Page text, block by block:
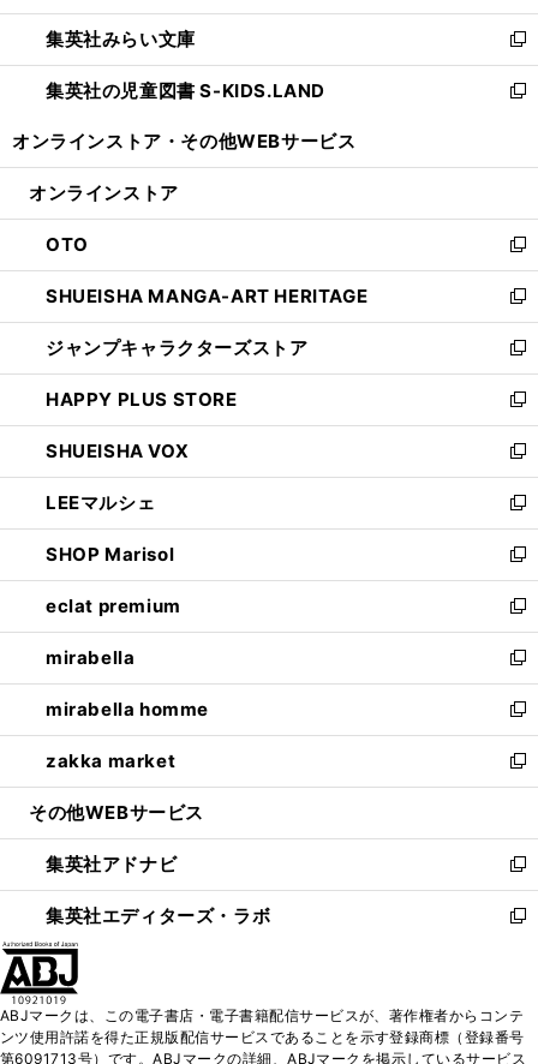
開
く
ウ
で
開
く
ン
ド
ウ
で
ウ
ィ
ン
ド
開
集英社みらい文庫
新
し
い
ン
ウ
で
開
く
集英社の児童図書 S-KIDS.LAND
新
ウ
ン
ド
ウ
で
開
く
オンラインストア・ その他WEBサービス
オンラインストア
OTO
新
し
い
ウ
ィ
ン
ド
ウ
で
開
く
SHUEISHA MANGA-ART HERITAGE
新
し
い
ウ
ィ
ン
ド
ウ
で
開
く
ジャンプキャラクターズストア
新
し
い
ウ
ィ
ン
ド
ウ
で
開
く
HAPPY PLUS STORE
新
し
い
ウ
ィ
ン
ド
ウ
で
開
く
SHUEISHA VOX
新
し
い
ウ
ィ
ン
ド
ウ
で
開
く
LEEマルシェ
新
し
い
ウ
ィ
ン
ド
ウ
で
開
く
SHOP Marisol
新
し
い
ウ
ィ
ン
ド
ウ
で
開
eclat premium
新
し
い
ウ
ィ
ン
ド
ウ
開
く
mirabella
新
し
い
ウ
ィ
ン
ウ
で
開
く
mirabella homme
新
し
い
ウ
ン
ド
ウ
で
zakka market
新
し
ウ
ィ
ン
ド
く
その他WEBサービス
集英社アドナビ
新
し
い
ド
ウ
集英社エディターズ・ラボ
新
ィ
ン
ABJマークは、この電子書店・電子書籍配信サービスが、著作権者からコンテ
ンツ使用許諾を得た正規版配信サービスであることを示す登録商標（登録番号
第6091713号）です。ABJマークの詳細、ABJマークを掲示しているサービス